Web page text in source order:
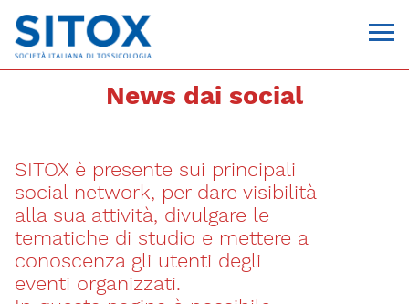
Via Giovanni Pascoli, 3
20129, Milano
News dai social
SITOX è presente sui principali
social network, per dare visibilità
alla sua attività, divulgare le
tematiche di studio e mettere a
conoscenza gli utenti degli
eventi organizzati.